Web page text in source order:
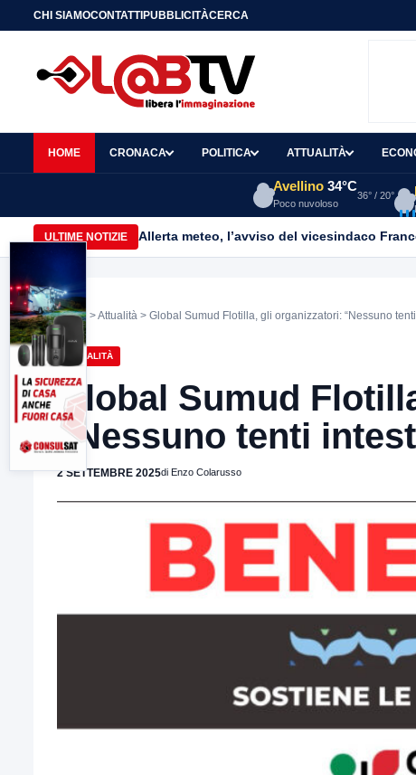
CHI SIAMOCONTATTIPUBBLICITÀCERCA
HOME CRONACA POLITICA ATTUALITÀ
Avellino 34°C
Poco nuvoloso
36° / 20°
ULTIME NOTIZIE Allerta meteo, l’avviso del vicesindaco
Home >Attualità > Global Sumud Flotilla, gli organizzatori: “Nessuno
ATTUALITÀ
Global Sumud
“Nessuno tenti
2 SETTEMBRE 2025di Enzo Colarusso